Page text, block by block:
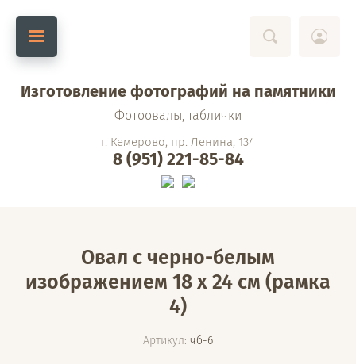
Изготовление фотографий на памятники
Фотоовалы, таблички
г. Кемерово, пр. Ленина, 134
8 (951) 221-85-84
Овал с черно-белым
изображением 18 х 24 см (рамка
4)
Артикул: чб-6